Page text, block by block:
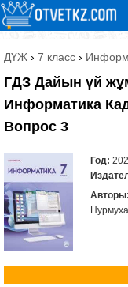
ДҮЖ › 7 класс ›
ГДЗ Дайын үй
Информатика
Вопрос 3
Год:
Авторы: